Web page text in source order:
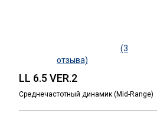
(3
отзыва)
LL 6.5 VER.2
Среднечастотный динамик (Mid-Range)